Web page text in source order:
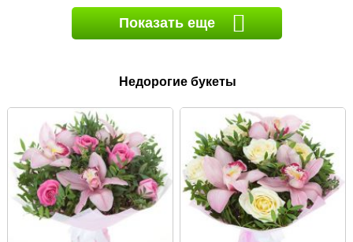
Показать еще
Недорогие букеты